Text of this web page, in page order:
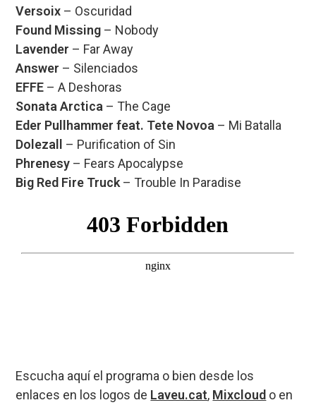
Versoix – Oscuridad
Found Missing – Nobody
Lavender – Far Away
Answer – Silenciados
EFFE – A Deshoras
Sonata Arctica – The Cage
Eder Pullhammer feat. Tete Novoa – Mi Batalla
Dolezall
– Purification of Sin
Phrenesy – Fears Apocalypse
Big Red Fire Truck – Trouble In Paradise
Escucha aquí el programa o bien desde los
enlaces en los logos de Laveu.cat, Mixcloud o en